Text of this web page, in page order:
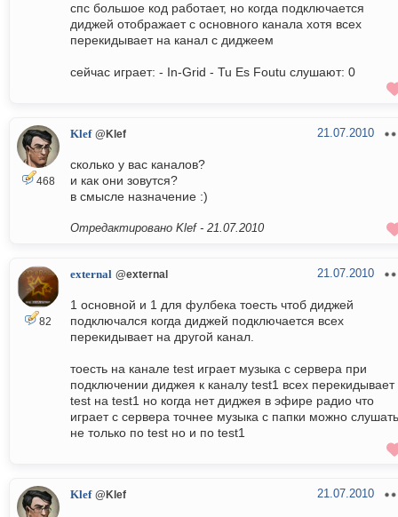
спс большое код работает, но когда подключается
диджей отображает с основного канала хотя всех
перекидывает на канал с диджеем
сейчас играет: - In-Grid - Tu Es Foutu слушают: 0
468
Klef @Klef 21.07.2010
сколько у вас каналов?
и как они зовутся?
в смысле назначение :)
Отредактировано Klef - 21.07.2010
82
external @external 21.07.2010
1 основной и 1 для фулбека тоесть чтоб диджей
подключался когда диджей подключается всех
перекидывает на другой канал.
тоесть на канале test играет музыка с сервера при
подключении диджея к каналу test1 всех перекидывает
test на test1 но когда нет диджея в эфире радио что
играет с сервера точнее музыка с папки можно слушать
не только по test но и по test1
Klef @Klef 21.07.2010